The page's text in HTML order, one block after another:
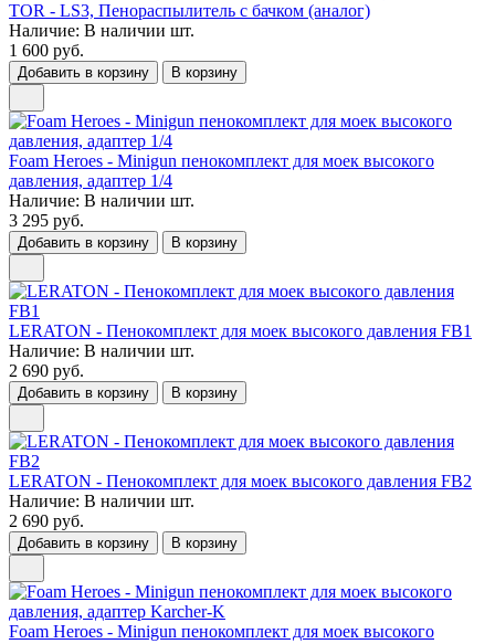
TOR - LS3, Пенораспылитель с бачком (аналог)
Наличие: В наличии шт.
1 600 руб.
Добавить в корзину В корзину
Foam Heroes - Minigun пенокомплект для моек высокого
давления, адаптер 1/4
Наличие: В наличии шт.
3 295 руб.
Добавить в корзину В корзину
LERATON - Пенокомплект для моек высокого давления FB1
Наличие: В наличии шт.
2 690 руб.
Добавить в корзину В корзину
LERATON - Пенокомплект для моек высокого давления FB2
Наличие: В наличии шт.
2 690 руб.
Добавить в корзину В корзину
Foam Heroes - Minigun пенокомплект для моек высокого